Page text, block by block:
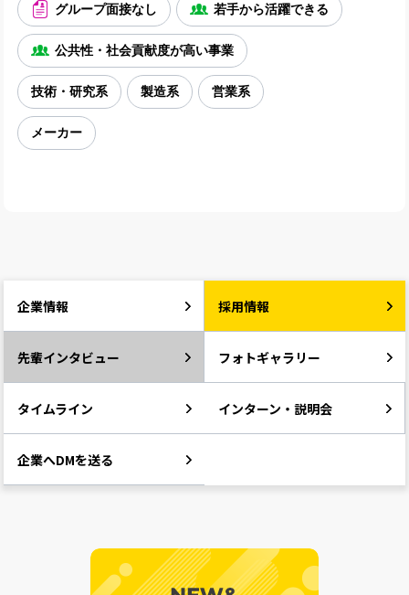
グループ面接なし 若手から活躍できる
公共性・社会貢献度が高い事業
技術・研究系 製造系 営業系
メーカー
企業情報 採用情報
先輩インタビュー フォトギャラリー
タイムライン インターン・説明会
企業へDMを送る